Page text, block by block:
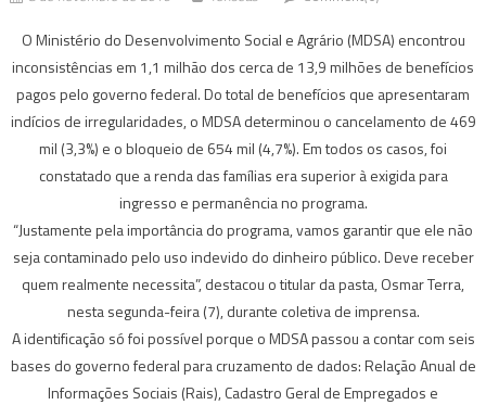
O Ministério do Desenvolvimento Social e Agrário (MDSA) encontrou
inconsistências em 1,1 milhão dos cerca de 13,9 milhões de benefícios
pagos pelo governo federal. Do total de benefícios que apresentaram
indícios de irregularidades, o MDSA determinou o cancelamento de 469
mil (3,3%) e o bloqueio de 654 mil (4,7%). Em todos os casos, foi
constatado que a renda das famílias era superior à exigida para
ingresso e permanência no programa.
“Justamente pela importância do programa, vamos garantir que ele não
seja contaminado pelo uso indevido do dinheiro público. Deve receber
quem realmente necessita”, destacou o titular da pasta, Osmar Terra,
nesta segunda-feira (7), durante coletiva de imprensa.
A identificação só foi possível porque o MDSA passou a contar com seis
bases do governo federal para cruzamento de dados: Relação Anual de
Informações Sociais (Rais), Cadastro Geral de Empregados e